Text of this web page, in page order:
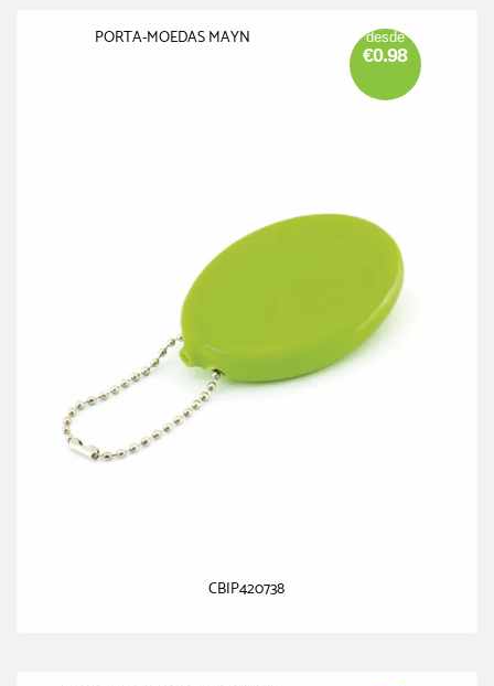
PORTA-MOEDAS MAYN desde
€0.98
CBIP420738